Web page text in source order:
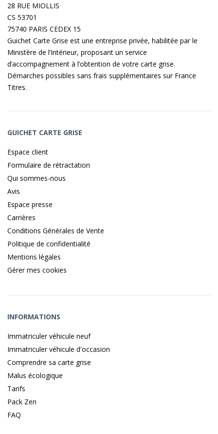
28 RUE MIOLLIS
CS 53701
75740 PARIS CEDEX 15
Guichet Carte Grise est une entreprise privée, habilitée par le
Ministère de l’Intérieur, proposant un service
d’accompagnement à l’obtention de votre carte grise.
Démarches possibles sans frais supplémentaires sur France
Titres.
GUICHET CARTE GRISE
Espace client
Formulaire de rétractation
Qui sommes-nous
Avis
Espace presse
Carrières
Conditions Générales de Vente
Politique de confidentialité
Mentions légales
Gérer mes cookies
INFORMATIONS
Immatriculer véhicule neuf
Immatriculer véhicule d'occasion
Comprendre sa carte grise
Malus écologique
Tarifs
Pack Zen
FAQ